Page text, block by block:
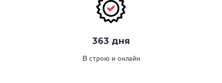
363 дня
В строю и онлайн